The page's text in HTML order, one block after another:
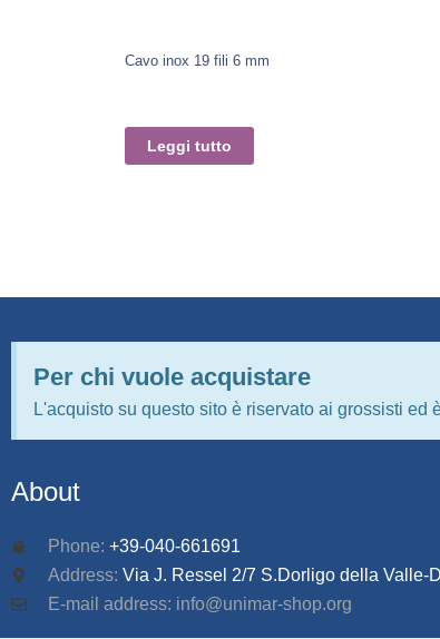
Cavo inox 19 fili 6 mm
Leggi tutto
Per chi vuole acquistare
L'acquisto su questo sito è riservato ai grossisti ed
About
Phone: +39-040-661691
Address: Via J. Ressel 2/7 S.Dorligo della Valle-
E-mail address: info@unimar-shop.org